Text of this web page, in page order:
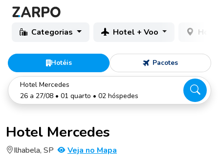
Categorias Hotel + Voo
Hotéis Pacotes
Hotel Mercedes
26 a 27/08 • 01 quarto • 02 hóspedes
Hotel Mercedes
Ilhabela, SP Veja no Mapa